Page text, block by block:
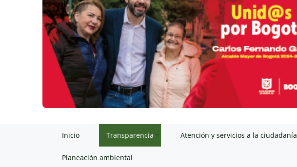
Inicio Transparencia Atención y servicios a la ciudadanía
Planeación ambiental